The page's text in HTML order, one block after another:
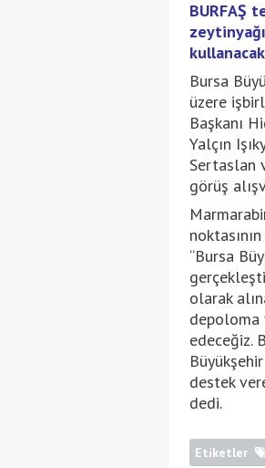
BURFAŞ
Bursa
üzere
Başkanı
Yalçın
Sertaslan
görüş
“Bursa
olarak
depoloma
edeceğiz.
destek
dedi.
Etiketler